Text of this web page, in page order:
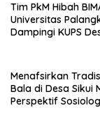
Tim PkM Hibah
Universitas
Dampingi KUPS
Menafsirkan
Bala di Desa Sikui
Perspektif